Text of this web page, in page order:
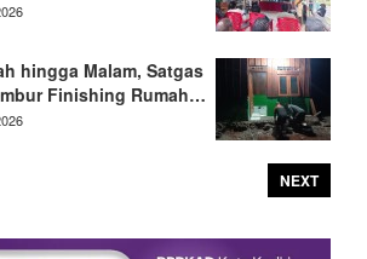
hingga Malam, Satgas
Finishing Rumah…
NEXT